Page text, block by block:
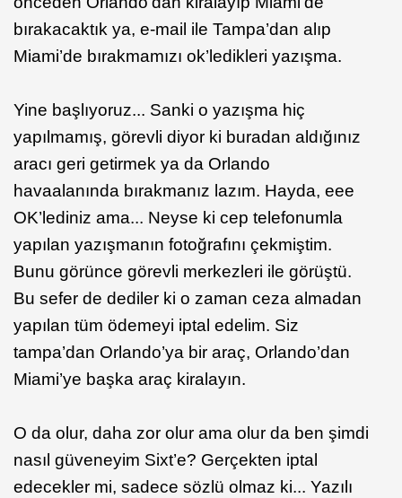
bırakacaktık ya, e-mail ile Tampa’dan alıp
Miami’de bırakmamızı ok’ledikleri yazışma.
Yine başlıyoruz... Sanki o yazışma hiç
yapılmamış, görevli diyor ki buradan aldığınız
aracı geri getirmek ya da Orlando
havaalanında bırakmanız lazım. Hayda, eee
OK’lediniz ama... Neyse ki cep telefonumla
yapılan yazışmanın fotoğrafını çekmiştim.
Bunu görünce görevli merkezleri ile görüştü.
Bu sefer de dediler ki o zaman ceza almadan
yapılan tüm ödemeyi iptal edelim. Siz
tampa’dan Orlando’ya bir araç, Orlando’dan
Miami’ye başka araç kiralayın.
O da olur, daha zor olur ama olur da ben şimdi
nasıl güveneyim Sixt’e? Gerçekten iptal
edecekler mi, sadece sözlü olmaz ki... Yazılı